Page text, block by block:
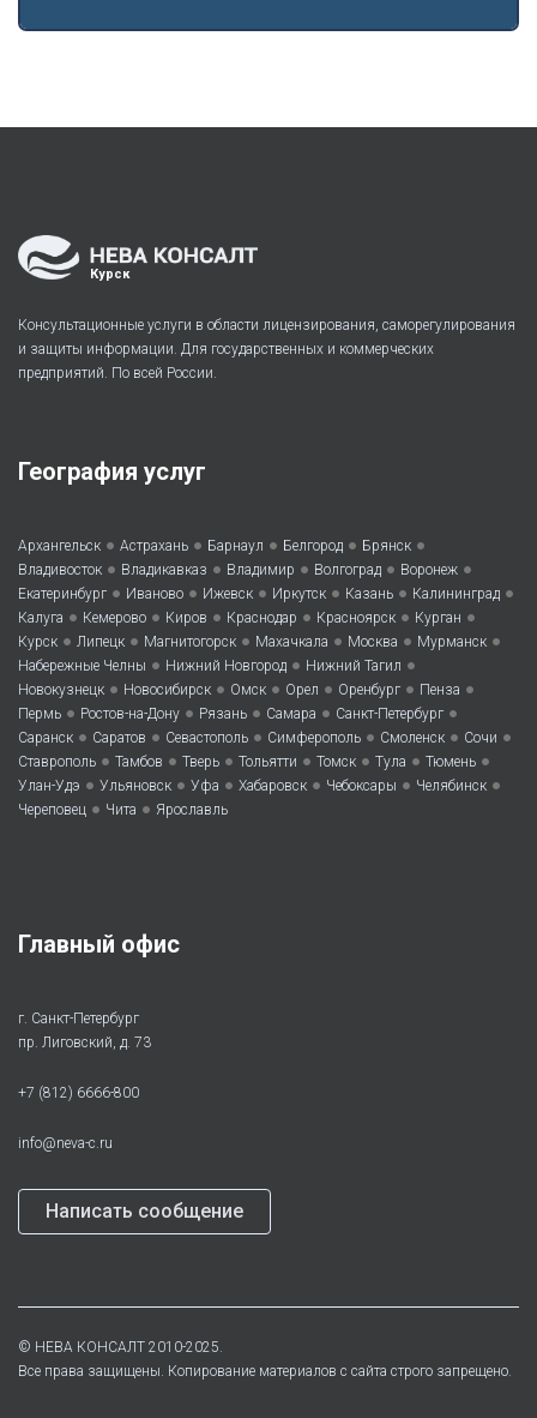
Курск
Консультационные услуги в области лицензирования, саморегулирования
и защиты информации. Для государственных и коммерческих
предприятий. По всей России.
География услуг
Архангельск • Астрахань • Барнаул • Белгород • Брянск •
Владивосток • Владикавказ • Владимир • Волгоград • Воронеж •
Екатеринбург • Иваново • Ижевск • Иркутск • Казань • Калининград •
Калуга • Кемерово • Киров • Краснодар • Красноярск • Курган •
Курск • Липецк • Магнитогорск • Махачкала • Москва • Мурманск •
Набережные Челны • Нижний Новгород • Нижний Тагил •
Новокузнецк • Новосибирск • Омск • Орел • Оренбург • Пенза •
Пермь • Ростов-на-Дону • Рязань • Самара • Санкт-Петербург •
Саранск • Саратов • Севастополь • Симферополь • Смоленск • Сочи •
Ставрополь • Тамбов • Тверь • Тольятти • Томск • Тула • Тюмень •
Улан-Удэ • Ульяновск • Уфа • Хабаровск • Чебоксары • Челябинск •
Череповец • Чита • Ярославль
Главный офис
г. Санкт-Петербург
пр. Лиговский, д. 73
+7 (812) 6666-800
info@neva-c.ru
Написать сообщение
© НЕВА КОНСАЛТ 2010-2025.
Все права защищены. Копирование материалов с сайта строго запрещено.